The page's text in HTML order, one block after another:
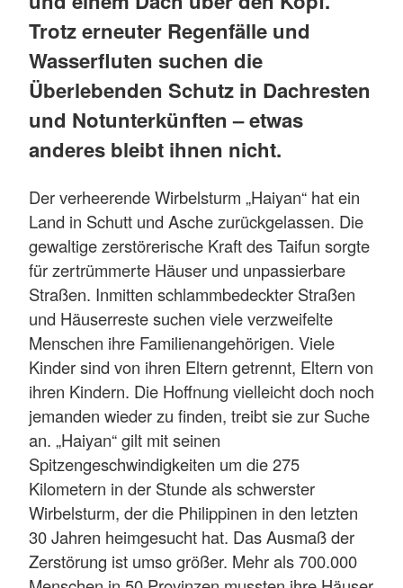
Trotz erneuter Regenfälle und
Wasserfluten suchen die
Überlebenden Schutz in Dachresten
und Notunterkünften – etwas
anderes bleibt ihnen nicht.
Der verheerende Wirbelsturm „Haiyan“ hat ein
Land in Schutt und Asche zurückgelassen. Die
gewaltige zerstörerische Kraft des Taifun sorgte
für zertrümmerte Häuser und unpassierbare
Straßen. Inmitten schlammbedeckter Straßen
und Häuserreste suchen viele verzweifelte
Menschen ihre Familienangehörigen. Viele
Kinder sind von ihren Eltern getrennt, Eltern von
ihren Kindern. Die Hoffnung vielleicht doch noch
jemanden wieder zu finden, treibt sie zur Suche
an. „Haiyan“ gilt mit seinen
Spitzengeschwindigkeiten um die 275
Kilometern in der Stunde als schwerster
Wirbelsturm, der die Philippinen in den letzten
30 Jahren heimgesucht hat. Das Ausmaß der
Zerstörung ist umso größer. Mehr als 700.000